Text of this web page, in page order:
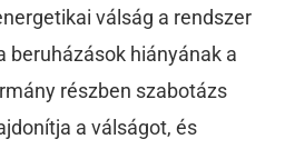
válság a rendszer
beruházások hiányának a
részben szabotázs
a válságot, és